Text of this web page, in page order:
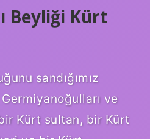
Beyliği Kürt
sandığımız
ve
bir Kürt sultan, bir Kürt